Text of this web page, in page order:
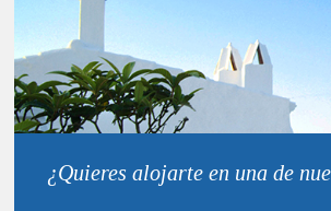
¿Quieres alojarte en una de